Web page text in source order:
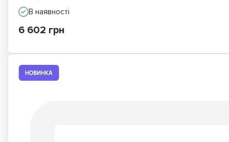
В наявності
6 602 грн